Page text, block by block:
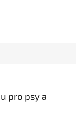
pro psy a